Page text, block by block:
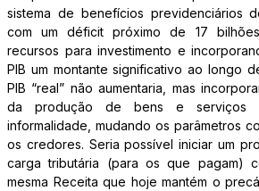
sistema de benefícios previdenciários
com um déficit próximo de 17
recursos para investimento e
PIB um montante significativo ao longo
PIB “real” não aumentaria, mas
da produção de bens e serviços
informalidade, mudando os parâmetros
os credores. Seria possível iniciar um
carga tributária (para os que pagam)
mesma Receita que hoje mantém o